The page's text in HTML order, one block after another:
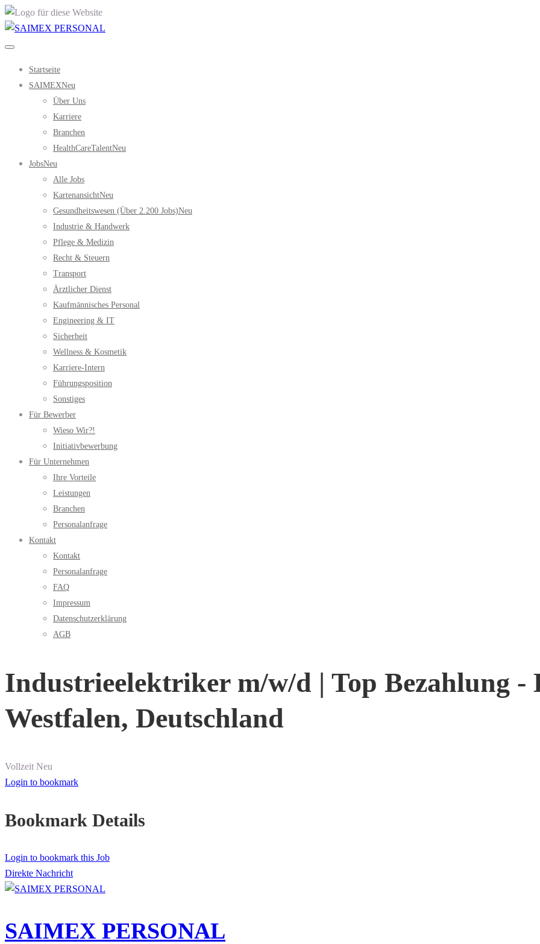
Startseite
SAIMEXNeu
Über Uns
Karriere
Branchen
HealthCareTalentNeu
JobsNeu
Alle Jobs
KartenansichtNeu
Gesundheitswesen (über 2.200 Jobs)Neu
Industrie & Handwerk
Pflege & Medizin
Recht & Steuern
Transport
Ärztlicher Dienst
Kaufmännisches Personal
Engineering & IT
Sicherheit
Wellness & Kosmetik
Karriere-Intern
Führungsposition
Sonstiges
Für Bewerber
Wieso Wir?!
Initiativbewerbung
Für Unternehmen
Ihre Vorteile
Leistungen
Branchen
Personalanfrage
Kontakt
Kontakt
Personalanfrage
FAQ
Impressum
Datenschutzerklärung
AGB
Industrieelektriker m/w/d | Top Bezahlung -
Westfalen, Deutschland
Vollzeit Neu
Login to bookmark
Bookmark Details
Login to bookmark this Job
Direkte Nachricht
SAIMEX PERSONAL